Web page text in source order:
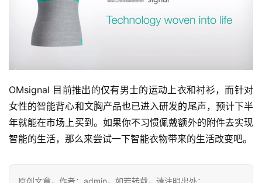
动
集
OMsignal 目前推出的仅有男士的运动上衣和衬衫，而针对
女性的智能背心和文胸产品也已进入研发的尾声，预计下半
年就能在市场上买到。如果你不习惯佩戴额外的附件去实现
智能的生活，那么来尝试一下智能衣物带来的生活改变吧。
原创文章，作者：admin，如若转载，请注明出处：